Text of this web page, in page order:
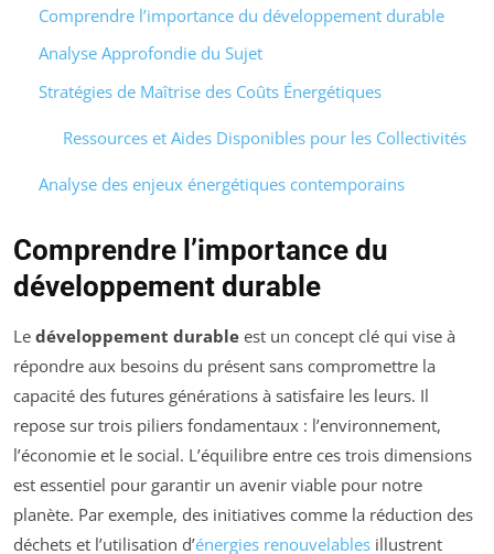
Comprendre l’importance du développement durable
Analyse Approfondie du Sujet
Stratégies de Maîtrise des Coûts Énergétiques
Ressources et Aides Disponibles pour les Collectivités
Analyse des enjeux énergétiques contemporains
Comprendre l’importance du
développement durable
Le développement durable est un concept clé qui vise à
répondre aux besoins du présent sans compromettre la
capacité des futures générations à satisfaire les leurs. Il
repose sur trois piliers fondamentaux : l’environnement,
l’économie et le social. L’équilibre entre ces trois dimensions
est essentiel pour garantir un avenir viable pour notre
planète. Par exemple, des initiatives comme la réduction des
déchets et l’utilisation d’énergies renouvelables illustrent